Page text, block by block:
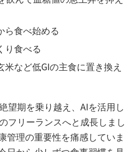
ら食べ始める
り食べる
など低GIの主食に置き換え
望期を乗り越え、AIを活用し
フリーランスへと成長しまし
管理の重要性を痛感していま